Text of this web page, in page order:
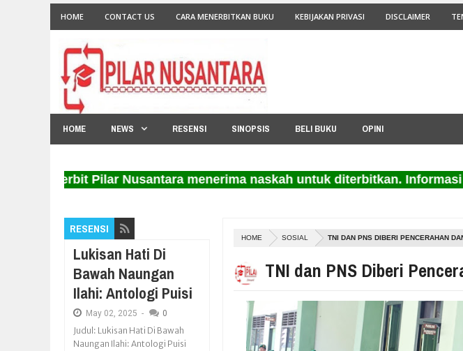
HOME CONTACT US CARA MENERBITKAN BUKU KEBIJAKAN PRIVASI DISCLAIMER
HOME NEWS RESENSI SINOPSIS BELI BUKU OPINI
Penerbit Pilar Nusantara menerima naskah untuk diterbitkan. Informasi
HOME SOSIAL TNI DAN PNS DIBERI PENCERAHAN
TNI dan PNS Diberi
RESENSI
Lukisan Hati Di
Bawah Naungan
Ilahi: Antologi Puisi
May 02, 2025 - 0
Judul: Lukisan Hati Di Bawah
Naungan Ilahi: Antologi Puisi